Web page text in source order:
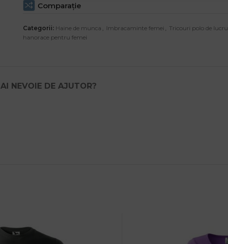
Comparaţie
Categorii: Haine de munca , Imbracaminte femei , Tricouri polo de lucru
hanorace pentru femei
AI NEVOIE DE AJUTOR?